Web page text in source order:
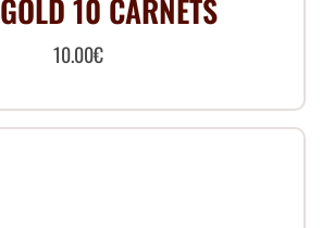
10 CARNETS
10.00€